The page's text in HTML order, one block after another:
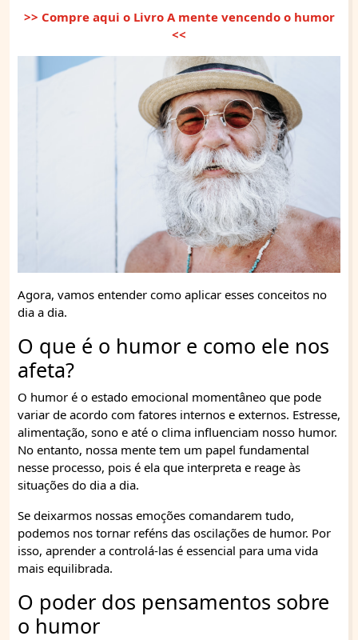
>> Compre aqui o Livro A mente vencendo o humor
<<
Agora, vamos entender como aplicar esses conceitos no
dia a dia.
O que é o humor e como ele nos
afeta?
O humor é o estado emocional momentâneo que pode
variar de acordo com fatores internos e externos. Estresse,
alimentação, sono e até o clima influenciam nosso humor.
No entanto, nossa mente tem um papel fundamental
nesse processo, pois é ela que interpreta e reage às
situações do dia a dia.
Se deixarmos nossas emoções comandarem tudo,
podemos nos tornar reféns das oscilações de humor. Por
isso, aprender a controlá-las é essencial para uma vida
mais equilibrada.
O poder dos pensamentos sobre
o humor